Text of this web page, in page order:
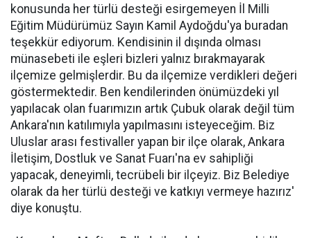
konusunda her türlü desteği esirgemeyen İl Milli
Eğitim Müdürümüz Sayın Kamil Aydoğdu'ya buradan
teşekkür ediyorum. Kendisinin il dışında olması
münasebeti ile eşleri bizleri yalnız bırakmayarak
ilçemize gelmişlerdir. Bu da ilçemize verdikleri değeri
göstermektedir. Ben kendilerinden önümüzdeki yıl
yapılacak olan fuarımızın artık Çubuk olarak değil tüm
Ankara'nın katılımıyla yapılmasını isteyeceğim. Biz
Uluslar arası festivaller yapan bir ilçe olarak, Ankara
İletişim, Dostluk ve Sanat Fuarı'na ev sahipliği
yapacak, deneyimli, tecrübeli bir ilçeyiz. Biz Belediye
olarak da her türlü desteği ve katkıyı vermeye hazırız'
diye konuştu.